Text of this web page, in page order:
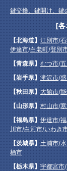
鍵交換、鍵開け、鍵
[各
【北海道】江別市/
伊達市/白老町/登別
【青森県】むつ市/
【岩手県】滝沢市/
【秋田県】大館市/
【山形県】村山市/
【福島県】伊達市/
川市/白河市/いわき
【茨城県】土浦市/
栖市
【栃木県】宇都宮市/